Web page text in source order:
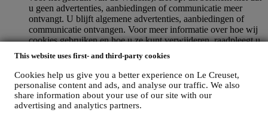
This website uses first- and third-party cookies
Cookies help us give you a better experience on Le Creuset,
personalise content and ads, and analyse our traffic. We also
share information about your use of our site with our
advertising and analytics partners.
u geen advertenties, aanbiedingen of communicatie meer
ontvangt. U blijft algemene advertenties, aanbiedingen of
communicatie ontvangen. Voor meer informatie over hoe wij
cookies gebruiken en hoe u ze kunt verwijderen, raadpleegt u
ons Cookiebeleid
PRODUCT REVIEW
Als u een van onze producten hebt gekocht, kunnen wij u een
e-mail sturen met de vraag om uw producten te beoordelen.
Wij zijn geïnteresseerd in productbeoordelingen van onze
klanten (als zij dergelijke informatie willen verstrekken) om